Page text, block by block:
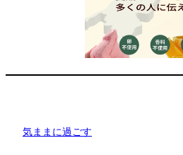
気ままに過ごす